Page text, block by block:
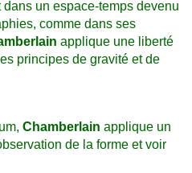
un espace-temps devenu
comme dans ses
applique une liberté
principes de gravité et de
Chamberlain applique un
de la forme et voir